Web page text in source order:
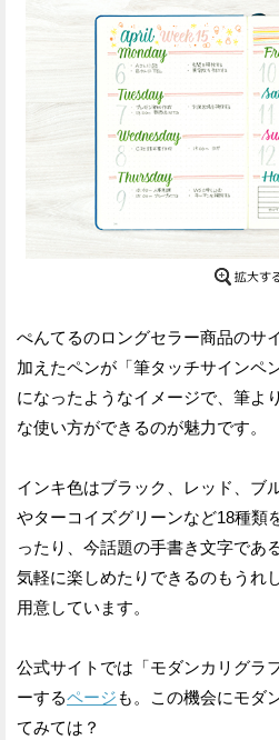
ぺんてるのロングセラー商品のサ
加えたペンが「筆タッチサインペ
になったようなイメージで、筆よ
な使い方ができるのが魅力です。
インキ色はブラック、レッド、ブ
やターコイズグリーンなど18種類
ったり、今話題の手書き文字であ
気軽に楽しめたりできるのもうれ
用意しています。
公式サイトでは「モダンカリグラ
ーするページも。この機会にモダ
てみては？